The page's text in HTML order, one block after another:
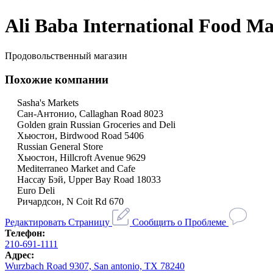
Ali Baba International Food
Продовольственный магазин
Похожие компании
Sasha's Markets
Сан-Антонио, Callaghan Road 8023
Golden grain Russian Groceries and Deli
Хьюстон, Birdwood Road 5406
Russian General Store
Хьюстон, Hillcroft Avenue 9629
Mediterraneo Market and Cafe
Нассау Бэй, Upper Bay Road 18033
Euro Deli
Ричардсон, N Coit Rd 670
Редактировать Страницу
Сообщить о Проблеме
Телефон:
210-691-1111
Адрес:
Wurzbach Road 9307, San antonio, TX 78240